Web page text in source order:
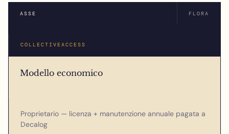
ASSE FLORA
COLLECTIVEACCESS
Modello economico
Proprietario — licenza + manutenzione annuale pagata a
Decalog